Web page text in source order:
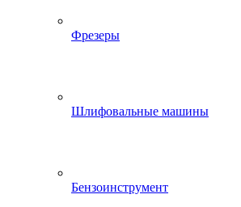
Фрезеры
Шлифовальные машины
Бензоинструмент